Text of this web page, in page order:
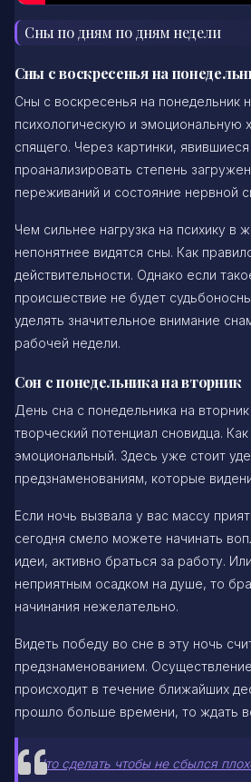
Сны по дням по дням недели
Сны с воскресенья на
Сны с воскресенья на понедельник
психологическую и эмоциональную
спящего. Через картинки,
проанализировать степень
переживаний и состояние нервной
Чем сильнее нагрузка на психику в
непонятнее видятся сны. Как
действительности. Однако если
происшествие не будет
уделять значительное внимание
рабочей недели.
Сон с понедельника на вторник
День сна с понедельника на
творческий потенциал сновидца.
эмоциональный. Здесь уже стоит
предзнаменованиям, которые
Если ночь вызвала у вас массу
сегодня смело можете начинать
идеи, активно браться за работу.
неприятным осадком на душе, то
начинания нежелательно.
Видеть победу во сне в эту ночь
предзнаменованием.
происходит в течение ближайших
прошло больше времени, то ждать
Что сделать чтобы не сбылся